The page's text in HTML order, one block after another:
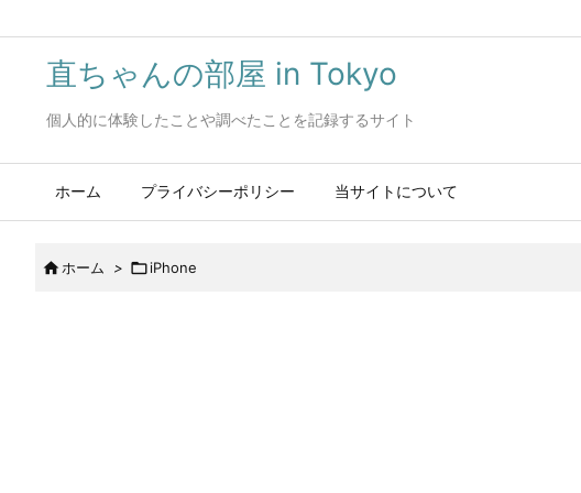
直ちゃんの部屋 in Tokyo
個人的に体験したことや調べたことを記録するサイト
ホーム プライバシーポリシー 当サイトについて
 ホーム > iPhone